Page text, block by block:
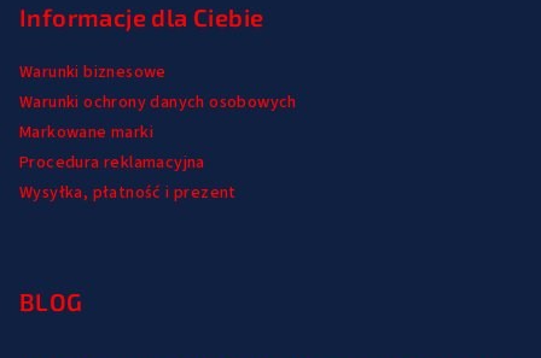
Informacje dla Ciebie
Warunki biznesowe
Warunki ochrony danych osobowych
Markowane marki
Procedura reklamacyjna
Wysyłka, płatność i prezent
BLOG